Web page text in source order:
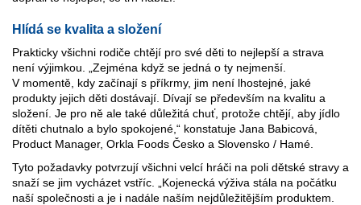
Hlídá se kvalita a složení
Prakticky všichni rodiče chtějí pro své děti to nejlepší a strava
není výjimkou. „Zejména když se jedná o ty nejmenší.
V momentě, kdy začínají s příkrmy, jim není lhostejné, jaké
produkty jejich děti dostávají. Dívají se především na kvalitu a
složení. Je pro ně ale také důležitá chuť, protože chtějí, aby jídlo
dítěti chutnalo a bylo spokojené,“ konstatuje Jana Babicová,
Product Manager, Orkla Foods Česko a Slovensko / Hamé.
Tyto požadavky potvrzují všichni velcí hráči na poli dětské stravy a
snaží se jim vycházet vstříc. „Kojenecká výživa stála na počátku
naší společnosti a je i nadále naším nejdůležitějším produktem.